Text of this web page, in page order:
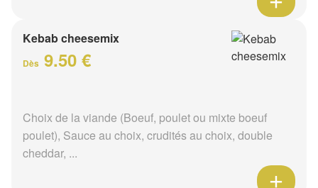
Kebab cheesemix
Dès 9.50 €
Choix de la viande (Boeuf, poulet ou mixte boeuf
poulet), Sauce au choix, crudités au choix, double
cheddar, ...